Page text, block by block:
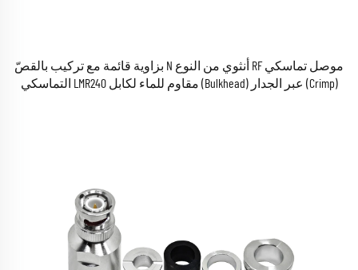
موصل تماسكي RF أنثوي من النوع N بزاوية قائمة مع تركيب بالقصّ
(Crimp) عبر الجدار (Bulkhead) مقاوم للماء لكابل LMR240 التماسكي